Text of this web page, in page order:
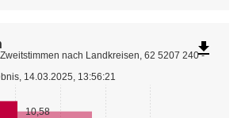
10,58
nach Landkreisen, 62 5207 240 -
14.03.2025, 13:56:21
file_download